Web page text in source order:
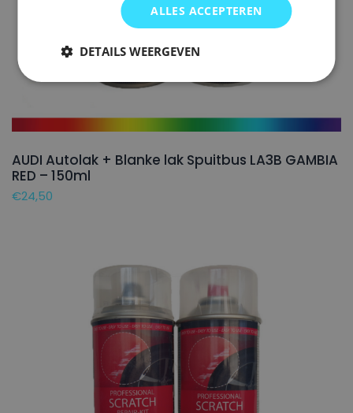
AUDI Autolak + Blanke lak Spuitbus LA3B GAMBIA
RED – 150ml
€24,50
ALLES ACCEPTEREN
DETAILS WEERGEVEN